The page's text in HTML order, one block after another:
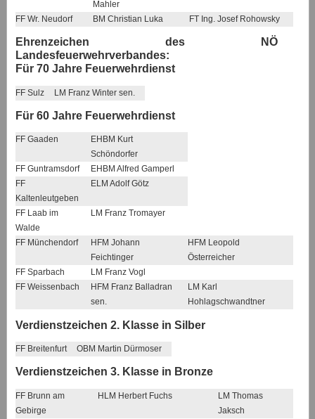
Mahler
FF Wr. Neudorf
BM Christian Luka FT Ing. Josef Rohowsky
Ehrenzeichen des NÖ
Landesfeuerwehrverbandes:
Für 70 Jahre Feuerwehrdienst
FF Sulz LM Franz Winter sen.
Für 60 Jahre Feuerwehrdienst
FF Gaaden
EHBM Kurt
Schöndorfer
FF Guntramsdorf
EHBM Alfred Gamperl
FF
Kaltenleutgeben
ELM Adolf Götz
FF Laab im
Walde
LM Franz Tromayer
FF Münchendorf
HFM Johann
Feichtinger
HFM Leopold
Österreicher
FF Sparbach
LM Franz Vogl
FF Weissenbach
HFM Franz Balladran
sen.
LM Karl
Hohlagschwandtner
Verdienstzeichen 2. Klasse in Silber
FF Breitenfurt OBM Martin Dürmoser
Verdienstzeichen 3. Klasse in Bronze
FF Brunn am
Gebirge
HLM Herbert Fuchs
LM Thomas
Jaksch